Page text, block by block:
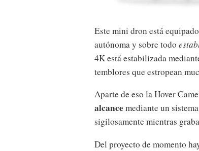
Este mini dron está
autónoma y sobre todo
4K está estabilizada
temblores que estropean
Aparte de eso la Hover
alcancemediante un
sigilosamente mientras
Del proyecto de momento